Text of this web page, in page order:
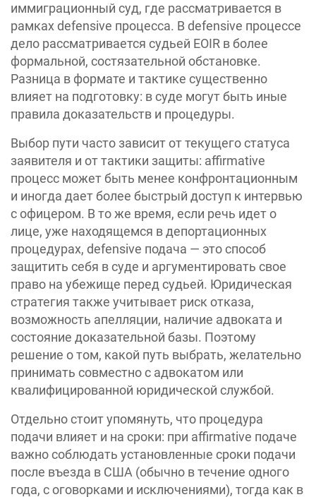
иммиграционный суд, где рассматривается в
рамках defensive процесса. В defensive процессе
дело рассматривается судьей EOIR в более
формальной, состязательной обстановке.
Разница в формате и тактике существенно
влияет на подготовку: в суде могут быть иные
правила доказательств и процедуры.
Выбор пути часто зависит от текущего статуса
заявителя и от тактики защиты: affirmative
процесс может быть менее конфронтационным
и иногда дает более быстрый доступ к интервью
с офицером. В то же время, если речь идет о
лице, уже находящемся в депортационных
процедурах, defensive подача — это способ
защитить себя в суде и аргументировать свое
право на убежище перед судьей. Юридическая
стратегия также учитывает риск отказа,
возможность апелляции, наличие адвоката и
состояние доказательной базы. Поэтому
решение о том, какой путь выбрать, желательно
принимать совместно с адвокатом или
квалифицированной юридической службой.
Отдельно стоит упомянуть, что процедура
подачи влияет и на сроки: при affirmative подаче
важно соблюдать установленные сроки подачи
после въезда в США (обычно в течение одного
года, с оговорками и исключениями), тогда как в